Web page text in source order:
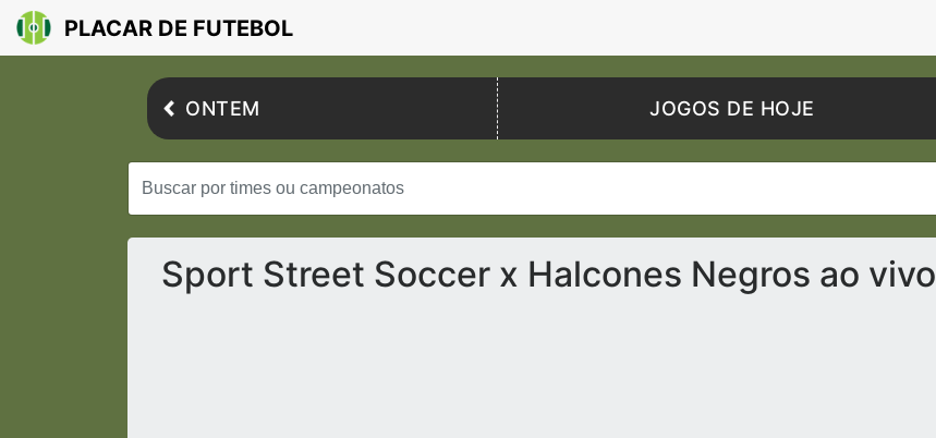
PLACAR DE FUTEBOL
ONTEM JOGOS DE HOJE
Sport Street Soccer x Halcones Negros ao vivo